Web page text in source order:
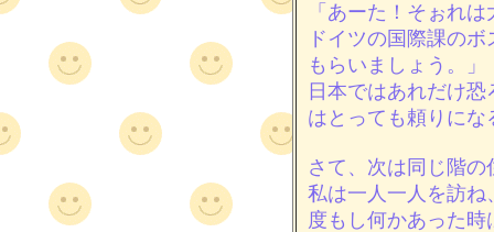
「あーた！そぉれ
ドイツの国際課の
もらいましょう。」
日本ではあれだけ
はとっても頼りにな
さて、次は同じ階
私は一人一人を訪
度もし何かあった